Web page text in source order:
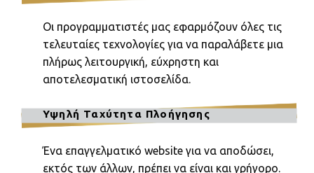
Οι προγραμματιστές μας εφαρμόζουν όλες τις
τελευταίες τεχνολογίες για να παραλάβετε μια
πλήρως λειτουργική, εύχρηστη και
αποτελεσματική ιστοσελίδα.
Υψηλή Ταχύτητα Πλοήγησης
Ένα επαγγελματικό website για να αποδώσει,
εκτός των άλλων, πρέπει να είναι και γρήγορο.